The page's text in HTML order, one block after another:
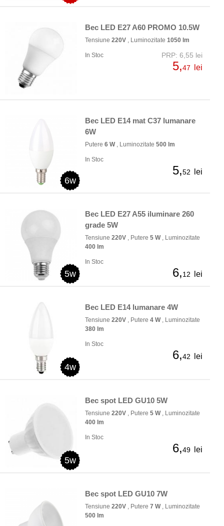
Bec LED E27 A60 PROMO 10.5W
Tensiune 220V , Luminozitate 1050 lm
In Stoc PRP: 6,55 lei
5,47 lei
6w
Bec LED E14 mat C37 lumanare
6W
Putere 6 W, Luminozitate 500 lm
In Stoc
5,52 lei
5w
Bec LED E27 A55 iluminare 260
grade 5W
Tensiune 220V , Putere 5 W, Luminozitate
400 lm
In Stoc
6,12 lei
4w
Bec LED E14 lumanare 4W
Tensiune 220V , Putere 4 W, Luminozitate
380 lm
In Stoc
6,42 lei
5w
Bec spot LED GU10 5W
Tensiune 220V , Putere 5 W, Luminozitate
400 lm
In Stoc
6,49 lei
Bec spot LED GU10 7W
Tensiune 220V , Putere 7 W, Luminozitate
500 lm